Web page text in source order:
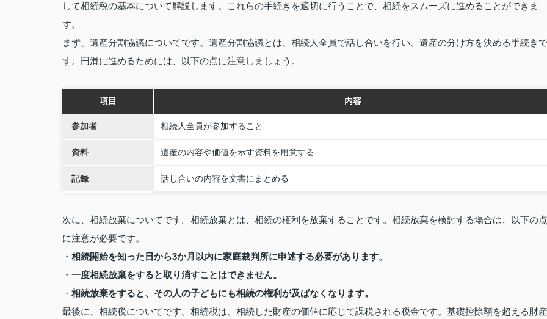
して相続税の基本について解説します。これらの手続きを適切に行うことで、相続をスムーズに進めることができま
す。
まず、遺産分割協議についてです。遺産分割協議とは、相続人全員で話し合いを行い、遺産の分け方を決める手続きで
す。円滑に進めるためには、以下の点に注意しましょう。
項目 内容
参加者 相続人全員が参加すること
資料 遺産の内容や価値を示す資料を用意する
記録 話し合いの内容を文書にまとめる
次に、相続放棄についてです。相続放棄とは、相続の権利を放棄することです。相続放棄を検討する場合は、以下の点
に注意が必要です。
・ 相続開始を知った日から3か月以内に家庭裁判所に申述する必要があります。
・ 一度相続放棄をすると取り消すことはできません。
・ 相続放棄をすると、その人の子どもにも相続の権利が及ばなくなります。
最後に、相続税についてです。相続税は、相続した財産の価値に応じて課税される税金です。基礎控除額を超える財産